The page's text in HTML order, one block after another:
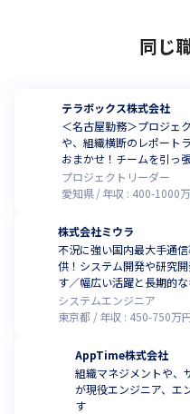
同じ
テラボックス株式会社
＜名古屋勤務＞プロジェ
や、組織横断のレポート
おまかせ！チームを引っ
プロジェクトリーダー
愛知県
年収 : 400-1000
株式会社ミウラ
不況に強い国内最大手通
供！システム開発や研究
す／幅広い活躍と長期的
ーク可能
システムエンジニア
東京都
年収 : 450-750万
AppTime株式会社
組織マネジメントや、
が現役エンジニア、エ
す